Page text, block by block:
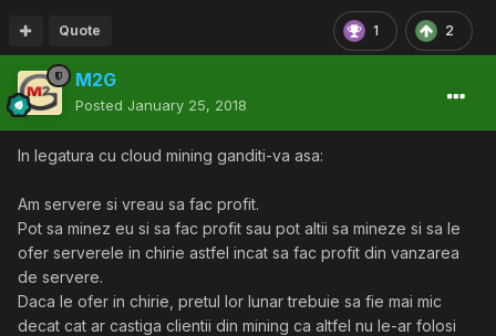
1 2
Quote
M2G
Posted January 25, 2018
In legatura cu cloud mining ganditi-va asa:
Am servere si vreau sa fac profit.
Pot sa minez eu si sa fac profit sau pot altii sa mineze si sa le
ofer serverele in chirie astfel incat sa fac profit din vanzarea
de servere.
Daca le ofer in chirie, pretul lor lunar trebuie sa fie mai mic
decat cat ar castiga clientii din mining ca altfel nu le-ar folosi